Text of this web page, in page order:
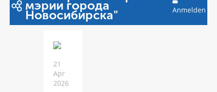
мэрии города
Новосибирска" Anmelden
21
Apr
2026